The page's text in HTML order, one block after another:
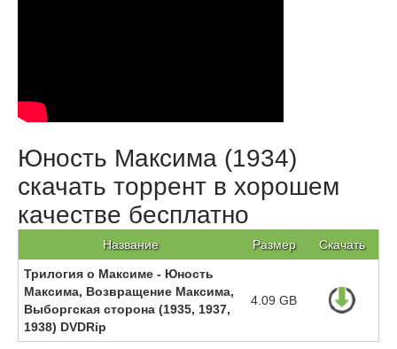
Юность Максима (1934)
скачать торрент в хорошем
качестве бесплатно
Название Размер Скачать
Трилогия о Максиме - Юность
Максима, Возвращение Максима,
Выборгская сторона (1935, 1937,
1938) DVDRip
4.09 GB